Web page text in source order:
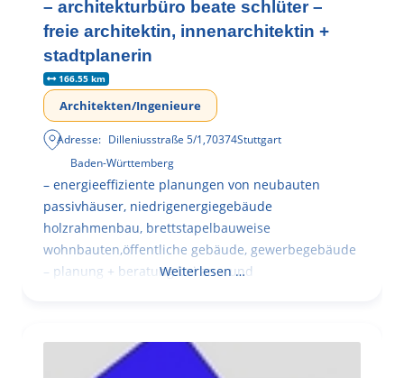
– architekturbüro beate schlüter –
freie architektin, innenarchitektin +
stadtplanerin
166.55 km
Architekten/Ingenieure
Adresse: Dilleniusstraße 5/1,70374Stuttgart
Baden-Württemberg
– energieeffiziente planungen von neubauten
passivhäuser, niedrigenergiegebäude
holzrahmenbau, brettstapelbauweise
wohnbauten,öffentliche gebäude, gewerbegebäude
– planung + beratung bei an – und
Weiterlesen …